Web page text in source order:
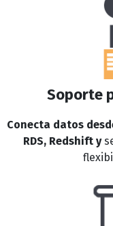
Soporte
Conecta datos
RDS, Redshift y